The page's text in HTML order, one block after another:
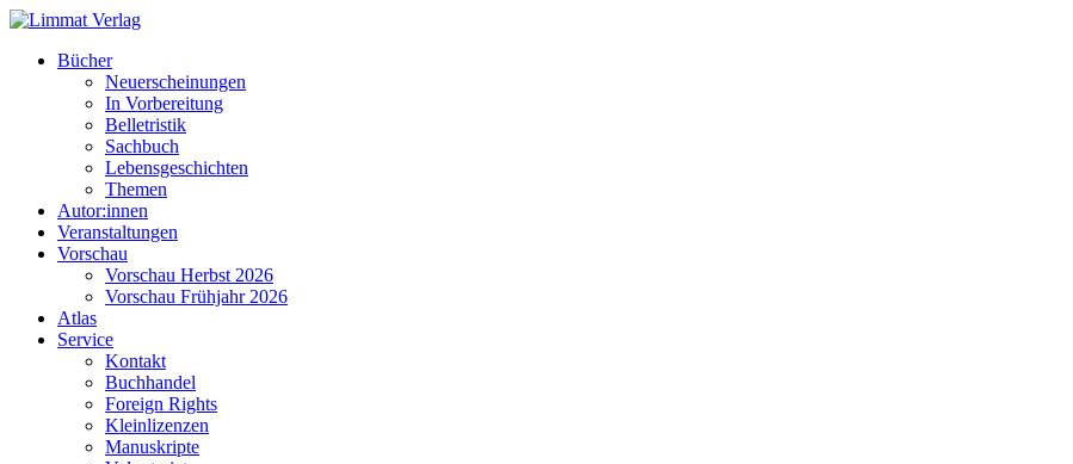
Bücher
Neuerscheinungen
In Vorbereitung
Belletristik
Sachbuch
Lebensgeschichten
Themen
Autor:innen
Veranstaltungen
Vorschau
Vorschau Herbst 2026
Vorschau Frühjahr 2026
Atlas
Service
Kontakt
Buchhandel
Foreign Rights
Kleinlizenzen
Manuskripte